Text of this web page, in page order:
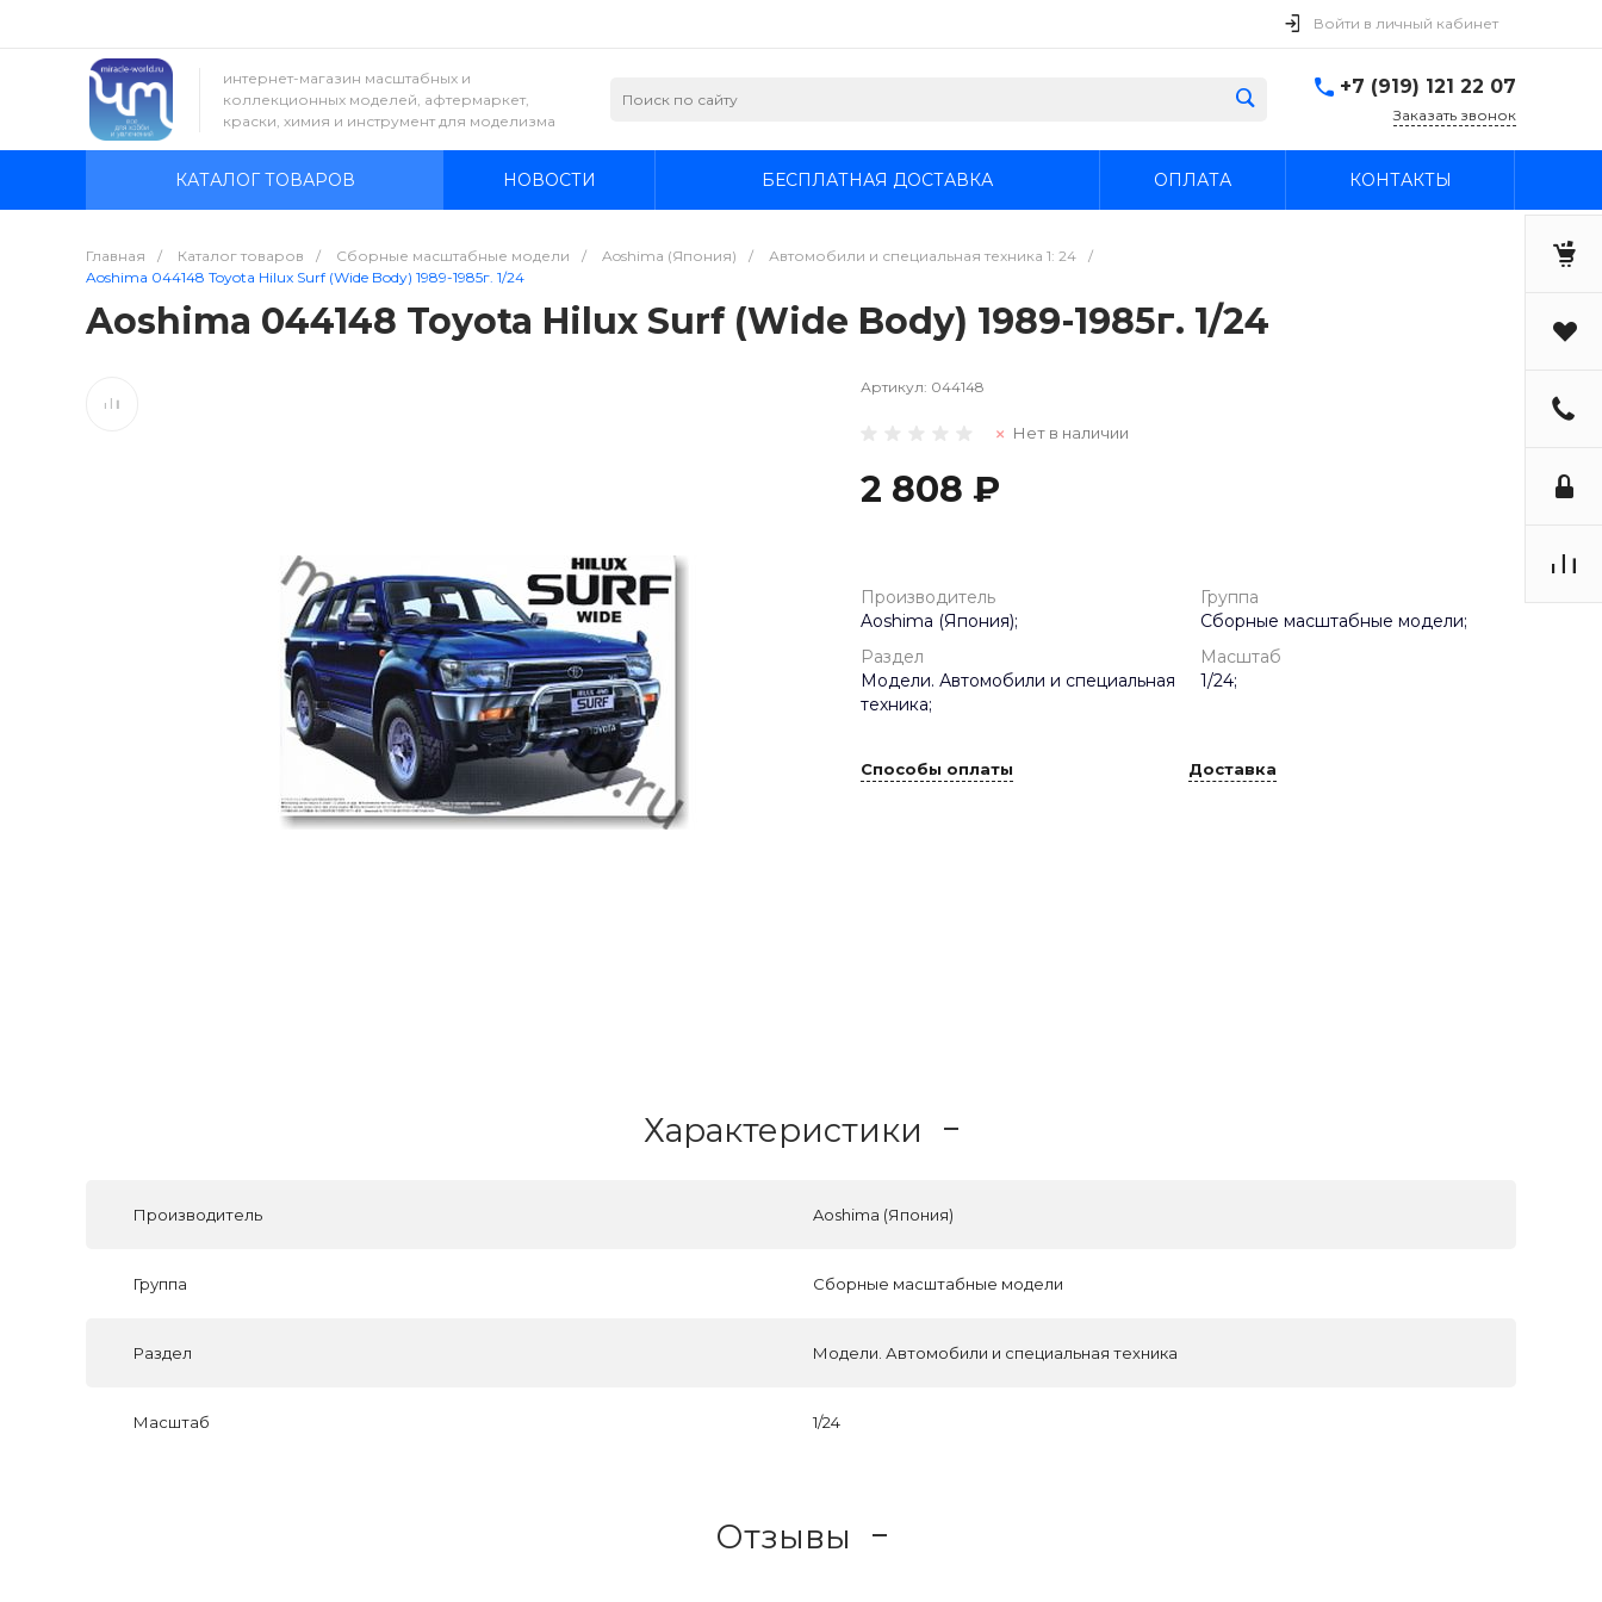
Войти в личный кабинет
интернет-магазин масштабных и
коллекционных моделей, афтермаркет,
краски, химия и инструмент для моделизма
+7 (919) 121 22 07
Заказать звонок
КАТАЛОГ ТОВАРОВ НОВОСТИ БЕСПЛАТНАЯ ДОСТАВКА ОПЛАТА КОНТАКТЫ
Главная / Каталог товаров / Сборные масштабные модели / Aoshima (Япония) / Автомобили и специальная техника 1: 24
/
Aoshima 044148 Toyota Hilux Surf (Wide Body) 1989-1985г. 1/24
Aoshima 044148 Toyota Hilux Surf (Wide Body) 1989-1985г. 1/24
Артикул: 044148
Нет в наличии
2 808 ₽
Производитель
Aoshima (Япония);
Группа
Сборные масштабные модели;
Раздел
Модели. Автомобили и специальная
техника;
Масштаб
1/24;
Способы оплаты Доставка
Характеристики
Производитель Aoshima (Япония)
Группа Сборные масштабные модели
Раздел Модели. Автомобили и специальная техника
Масштаб 1/24
Отзывы